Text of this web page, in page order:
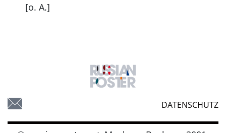
[o. A.]
DATENSCHUTZ